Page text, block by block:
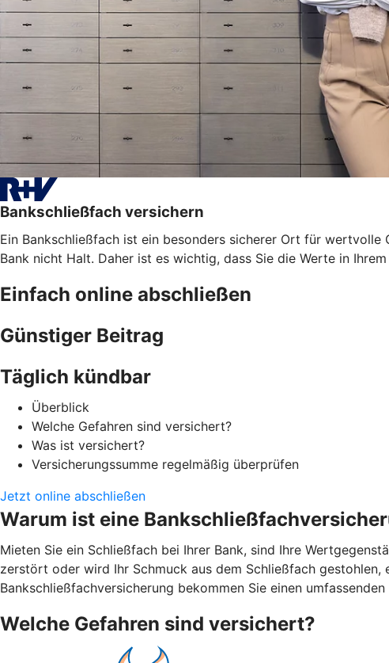
Bankschließfach versichern
Ein Bankschließfach ist ein besonders sicherer Ort für
Bank nicht Halt. Daher ist es wichtig, dass Sie die Werte in
Einfach online abschließen
Günstiger Beitrag
Täglich kündbar
Überblick
Welche Gefahren sind versichert?
Was ist versichert?
Versicherungssumme regelmäßig überprüfen
Jetzt online abschließen
Warum ist eine
Mieten Sie ein Schließfach bei Ihrer Bank, sind Ihre
zerstört oder wird Ihr Schmuck aus dem Schließfach
Bankschließfachversicherung bekommen Sie einen
Welche Gefahren sind versichert?